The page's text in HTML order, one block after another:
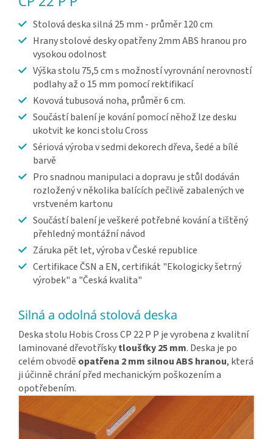
Stolová deska silná 25 mm - průměr 120 cm
Hrany stolové desky opatřeny 2mm ABS hranou pro
vysokou odolnost
Výška stolu 75,5 cm s možností vyrovnání nerovností
podlahy až o 15 mm pomocí rektifikací
Kovová tubusová noha, průměr 6 cm.
Součástí balení je kování pomocí něhož lze desku
ukotvit ke konci stolu Cross
Sériová výroba v sedmi dekorech dřeva, šedé a bílé
barvě
Pro snadnou manipulaci a dopravu je stůl dodáván
rozložený v několika balících pečlivě zabalených ve
vrstveném kartonu
Součástí balení je veškeré potřebné kování a tištěný
přehledný montážní návod
Záruka pět let, výroba v České republice
Certifikace ČSN a EN, certifikát "Ekologicky šetrný
výrobek" a "Česká kvalita"
Silná a odolná stolová deska
Deska stolu Hobis Cross CP 22 P P je vyrobena z kvalitní
laminované dřevotřískytloušťky 25 mm. Deska je po
celém obvodě opatřena 2 mm silnou ABS hranou, která
ji účinně chrání před mechanickým poškozením a
opotřebením.